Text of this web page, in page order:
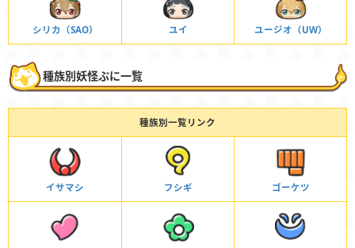
シリカ（SAO） ユイ ユージオ（UW）
種族別妖怪ぷに一覧
種族別一覧リンク
イサマシ フシギ ゴーケツ